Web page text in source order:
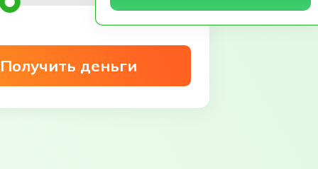
Получить деньги